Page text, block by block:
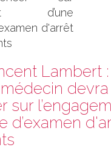
Lambert
sur
d’examen